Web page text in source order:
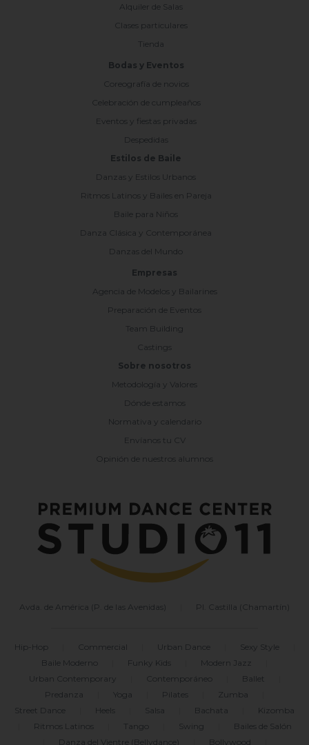
Alquiler de Salas
Clases particulares
Tienda
Bodas y Eventos
Coreografía de novios
Celebración de cumpleaños
Eventos y fiestas privadas
Despedidas
Estilos de Baile
Danzas y Estilos Urbanos
Ritmos Latinos y Bailes en Pareja
Baile para Niños
Danza Clásica y Contemporánea
Danzas del Mundo
Empresas
Agencia de Modelos y Bailarines
Preparación de Eventos
Team Building
Castings
Sobre nosotros
Metodología y Valores
Dónde estamos
Normativa y calendario
Envíanos tu CV
Opinión de nuestros alumnos
Avda. de América (P. de las Avenidas) Pl. Castilla (Chamartín)
Hip-Hop Commercial Urban Dance Sexy Style
Baile Moderno
Funky Kids Modern Jazz
Urban Contemporary
Contemporáneo Ballet
Predanza
Yoga Pilates Zumba
Street Dance
Heels Salsa Bachata
Kizomba
Ritmos Latinos Tango Swing
Bailes de Salón
Danza del Vientre (Bellydance) Bollywood